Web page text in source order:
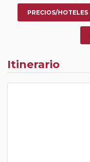
PRECIOS/HOTELES
Itinerario